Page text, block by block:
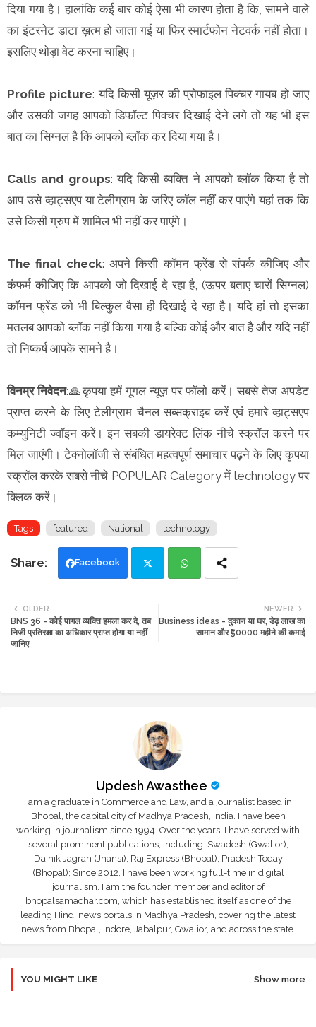
दिया गया है। हालांकि कई बार कोई ऐसा भी कारण होता है कि, सामने वाले
का इंटरनेट डाटा ख़त्म हो जाता गई या फिर स्मार्टफोन नेटवर्क नहीं होता।
इसलिए थोड़ा वेट करना चाहिए।
Profile picture: यदि किसी यूज़र की प्रोफाइल पिक्चर गायब हो जाए
और उसकी जगह आपको डिफॉल्ट पिक्चर दिखाई देने लगे तो यह भी इस
बात का सिग्नल है कि आपको ब्लॉक कर दिया गया है।
Calls and groups: यदि किसी व्यक्ति ने आपको ब्लॉक किया है तो
आप उसे व्हाट्सएप या टेलीग्राम के जरिए कॉल नहीं कर पाएंगे यहां तक कि
उसे किसी ग्रुप में शामिल भी नहीं कर पाएंगे।
The final check: अपने किसी कॉमन फ्रेंड से संपर्क कीजिए और
कंफर्म कीजिए कि आपको जो दिखाई दे रहा है, (ऊपर बताए चारों सिग्नल)
कॉमन फ्रेंड को भी बिल्कुल वैसा ही दिखाई दे रहा है। यदि हां तो इसका
मतलब आपको ब्लॉक नहीं किया गया है बल्कि कोई और बात है और यदि नहीं
तो निष्कर्ष आपके सामने है।
विनम्र निवेदन:🙏कृपया हमें गूगल न्यूज़ पर फॉलो करें। सबसे तेज अपडेट
प्राप्त करने के लिए टेलीग्राम चैनल सब्सक्राइब करें एवं हमारे व्हाट्सएप
कम्युनिटी ज्वॉइन करें। इन सबकी डायरेक्ट लिंक नीचे स्क्रॉल करने पर
मिल जाएंगी। टेक्नोलॉजी से संबंधित महत्वपूर्ण समाचार पढ़ने के लिए कृपया
स्क्रॉल करके सबसे नीचे POPULAR Category में technology पर
क्लिक करें।
Tags featured National technology
Facebook
tte ats
NEWER
Business ideas - दुकान या घर, डेढ़ लाख का
सामान और ₹50000 महीने की कमाई
OLDER
BNS 36 - कोई पागल व्यक्ति हमला कर दे, तब
निजी प्रतिरक्षा का अधिकार प्राप्त होगा या नहीं
जानिए
Updesh Awasthee
I am a graduate in Commerce and Law, and a journalist based in
Bhopal, the capital city of Madhya Pradesh, India. I have been
working in journalism since 1994. Over the years, I have served with
several prominent publications, including: Swadesh (Gwalior),
Dainik Jagran (Jhansi), Raj Express (Bhopal), Pradesh Today
(Bhopal); Since 2012, I have been working full-time in digital
journalism. I am the founder member and editor of
bhopalsamachar.com, which has established itself as one of the
leading Hindi news portals in Madhya Pradesh, covering the latest
news from Bhopal, Indore, Jabalpur, Gwalior, and across the state.
YOU MIGHT LIKE Show more